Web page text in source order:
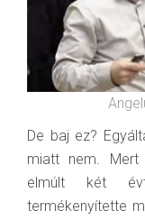
De baj ez?
miatt nem.
elmúlt két
termékenyítette